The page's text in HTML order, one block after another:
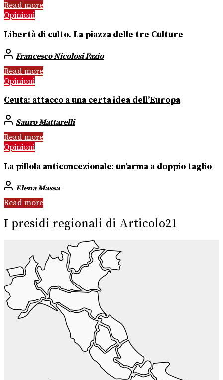
Read more
Opinioni
Libertà di culto. La piazza delle tre Culture
Francesco Nicolosi Fazio
Read more
Opinioni
Ceuta: attacco a una certa idea dell’Europa
Sauro Mattarelli
Read more
Opinioni
La pillola anticoncezionale: un’arma a doppio taglio
Elena Massa
Read more
I presidi regionali di Articolo21